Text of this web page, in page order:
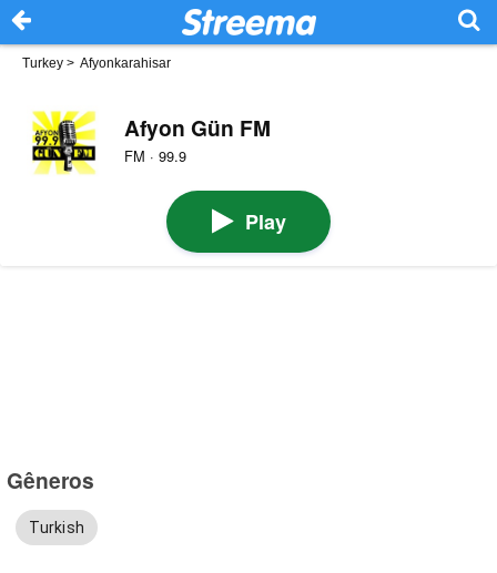
Turkey > Afyonkarahisar
Afyon Gün FM
FM · 99.9
Play
Gêneros
Turkish